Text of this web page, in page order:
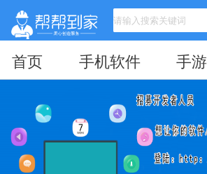
首页 手机软件 手游